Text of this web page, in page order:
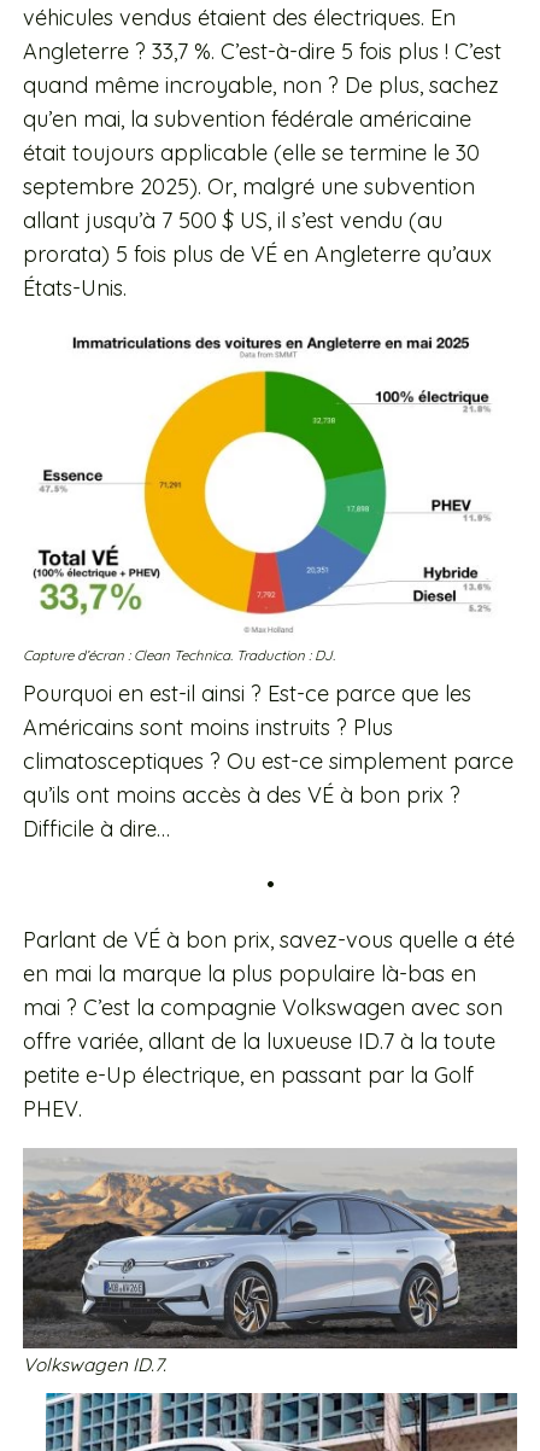
véhicules vendus étaient des électriques. En
Angleterre ? 33,7 %. C’est-à-dire 5 fois plus ! C’est
quand même incroyable, non ? De plus, sachez
qu’en mai, la subvention fédérale américaine
était toujours applicable (elle se termine le 30
septembre 2025). Or, malgré une subvention
allant jusqu’à 7 500 $ US, il s’est vendu (au
prorata) 5 fois plus de VÉ en Angleterre qu’aux
États-Unis.
Capture d’écran : Clean Technica. Traduction : DJ.
Pourquoi en est-il ainsi ? Est-ce parce que les
Américains sont moins instruits ? Plus
climatosceptiques ? Ou est-ce simplement parce
qu’ils ont moins accès à des VÉ à bon prix ?
Difficile à dire…
•
Parlant de VÉ à bon prix, savez-vous quelle a été
en mai la marque la plus populaire là-bas en
mai ? C’est la compagnie Volkswagen avec son
offre variée, allant de la luxueuse ID.7 à la toute
petite e-Up électrique, en passant par la Golf
PHEV.
Volkswagen ID.7.